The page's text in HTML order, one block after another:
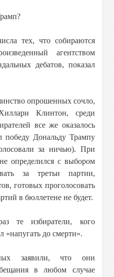
тех, что собираются
агентством
дебатов, показал
опрошенных сочло,
Клинтон, среди
все же оказалось
победу Дональду Трампу
за ничью). При
определился с выбором
за третьи партии,
готовых проголосовать
в бюллетене не будет.
те избиратели, кого
«напугать до смерти».
заявили, что они
в любом случае